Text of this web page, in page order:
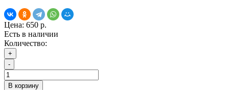
Цена: 650 р.
Есть в наличии
Количество:
+
-
В корзину